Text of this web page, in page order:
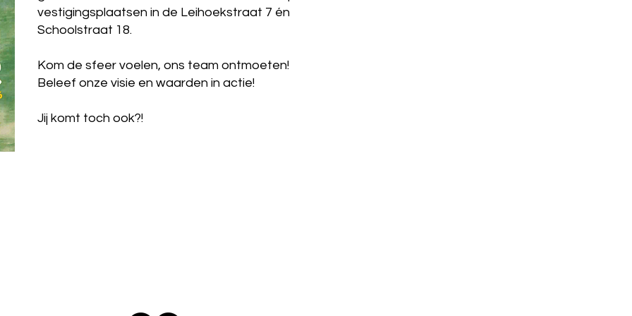
vestigingsplaatsen in de Leihoekstraat 7 én
Schoolstraat 18.
Kom de sfeer voelen, ons team ontmoeten!
Beleef onze visie en waarden in actie!
Jij komt toch ook?!